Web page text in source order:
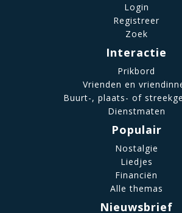
Login
Registreer
Zoek
Interactie
Prikbord
Vrienden en
Buurt-, plaats- of
Dienstmaten
Populair
Nostalgie
Liedjes
Financiën
Alle themas
Nieuwsbrief